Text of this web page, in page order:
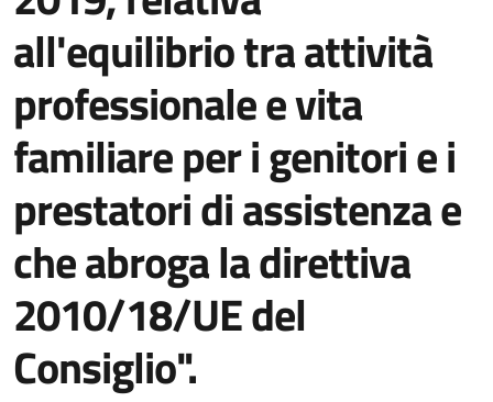
all'equilibrio tra attività
professionale e vita
familiare per i genitori e i
prestatori di assistenza e
che abroga la direttiva
2010/18/UE del
Consiglio".